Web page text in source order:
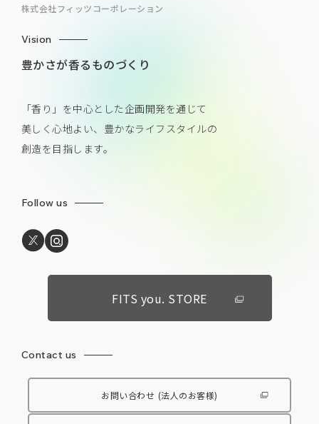
株式会社フィッツコーポレーション
Vision
豊かさが香るものづくり
「香り」を中心とした企画開発を通じて
美しく心地よい、豊かなライフスタイルの
創造を目指します。
Follow us
FITS you. STORE
Contact us
お問い合わせ (法人のお客様)